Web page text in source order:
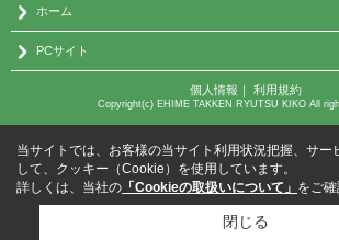
ホーム
PCサイト
個人情報 ｜ 利用規約
Copyright(c) EHIME TAKKEN RYUTSU KIKO All
当サイトでは、お客様の当サイト利用状況把握、サー
して、クッキー（Cookie）を使用しています。
詳しくは、当社の 「Cookieの取扱いについて」 をご確
閉じる